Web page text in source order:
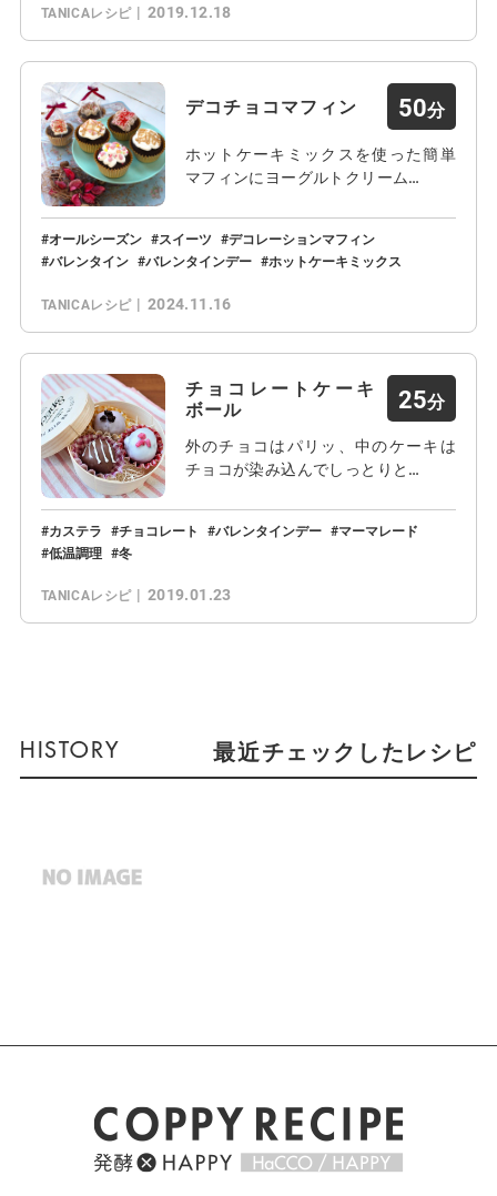
TANICAレシピ 2019.12.18
デコチョコマフィン 50
ホットケーキミックスを使った簡単
マフィンにヨーグルトクリーム…
オールシーズン スイーツ
デコレーションマフィン
バレンタイン
バレンタインデー ホットケーキミックス
TANICAレシピ 2024.11.16
チョコレートケーキ
ボール
25
外のチョコはパリッ、中のケーキは
チョコが染み込んでしっとりと…
カステラ チョコレート バレンタインデー
マーマレード
低温調理
冬
TANICAレシピ 2019.01.23
最近チェックしたレシピ